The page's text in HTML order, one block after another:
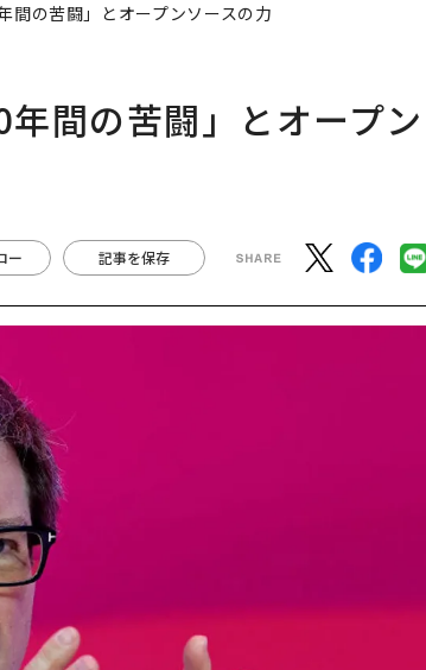
間の苦闘」とオープンソースの力
間の苦闘」とオープン
ー 記事を保存